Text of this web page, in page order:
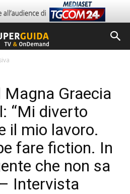
Graecia
“Mi diverto
il mio lavoro.
fare fiction. In
che non sa
Intervista